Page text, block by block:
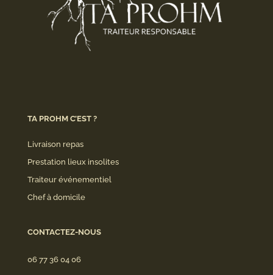
TA PROHM C’EST ?
Livraison repas
Prestation lieux insolites
Traiteur événementiel
Chef à domicile
CONTACTEZ-NOUS
06 77 36 04 06